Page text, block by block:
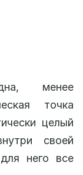
менее
точка
целый
своей
него все